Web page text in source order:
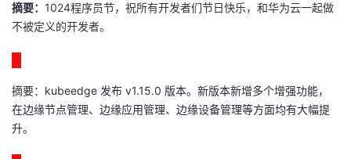
摘要： 1024程序员节，祝所有开发者们节日快乐，和华为云一起做
不被定义的开发者。
摘要： kubeedge 发布 v1.15.0 版本。新版本新增多个增强功能，
在边缘节点管理、边缘应用管理、边缘设备管理等方面均有大幅提
升。